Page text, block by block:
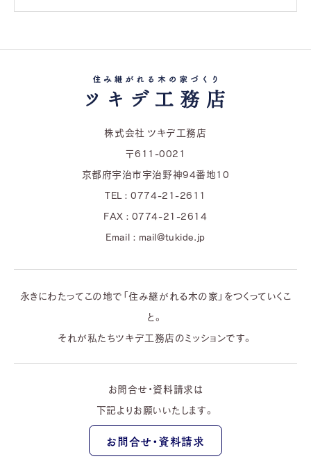
株式会社 ツキデ工務店
〒611-0021
京都府宇治市宇治野神94番地10
TEL : 0774-21-2611
FAX : 0774-21-2614
Email : mail@tukide.jp
永きにわたってこの地で「住み継がれる木の家」をつくっていくこ
と。
それが私たちツキデ工務店のミッションです。
お問合せ・資料請求は
下記よりお願いいたします。
お問合せ・資料請求